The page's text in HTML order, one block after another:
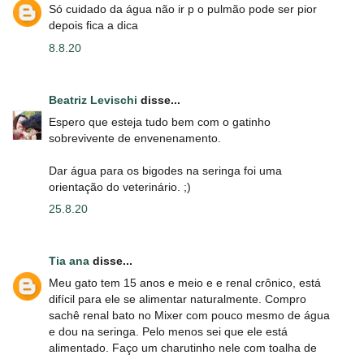
Só cuidado da água não ir p o pulmão pode ser pior
depois fica a dica
8.8.20
Beatriz Levischi disse...
Espero que esteja tudo bem com o gatinho
sobrevivente de envenenamento.
Dar água para os bigodes na seringa foi uma
orientação do veterinário. ;)
25.8.20
Tia ana disse...
Meu gato tem 15 anos e meio e e renal crônico, está
difícil para ele se alimentar naturalmente. Compro
sachê renal bato no Mixer com pouco mesmo de água
e dou na seringa. Pelo menos sei que ele está
alimentado. Faço um charutinho nele com toalha de